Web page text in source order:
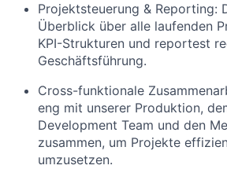
Projektsteuerung & Reporting:
Überblick über alle laufenden
KPI-Strukturen und reportest
Geschäftsführung.
Cross-funktionale
eng mit unserer Produktion,
Development Team und den
zusammen, um Projekte
umzusetzen.